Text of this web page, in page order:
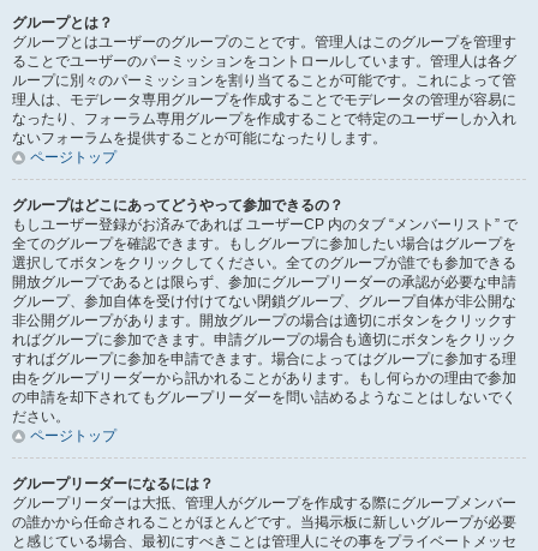
グループとは？
グループとはユーザーのグループのことです。管理人はこのグループを管理す
ることでユーザーのパーミッションをコントロールしています。管理人は各グ
ループに別々のパーミッションを割り当てることが可能です。これによって管
理人は、モデレータ専用グループを作成することでモデレータの管理が容易に
なったり、フォーラム専用グループを作成することで特定のユーザーしか入れ
ないフォーラムを提供することが可能になったりします。
ページトップ
グループはどこにあってどうやって参加できるの？
もしユーザー登録がお済みであれば ユーザーCP 内のタブ “メンバーリスト” で
全てのグループを確認できます。もしグループに参加したい場合はグループを
選択してボタンをクリックしてください。全てのグループが誰でも参加できる
開放グループであるとは限らず、参加にグループリーダーの承認が必要な申請
グループ、参加自体を受け付けてない閉鎖グループ、グループ自体が非公開な
非公開グループがあります。開放グループの場合は適切にボタンをクリックす
ればグループに参加できます。申請グループの場合も適切にボタンをクリック
すればグループに参加を申請できます。場合によってはグループに参加する理
由をグループリーダーから訊かれることがあります。もし何らかの理由で参加
の申請を却下されてもグループリーダーを問い詰めるようなことはしないでく
ださい。
ページトップ
グループリーダーになるには？
グループリーダーは大抵、管理人がグループを作成する際にグループメンバー
の誰かから任命されることがほとんどです。当掲示板に新しいグループが必要
と感じている場合、最初にすべきことは管理人にその事をプライベートメッセ